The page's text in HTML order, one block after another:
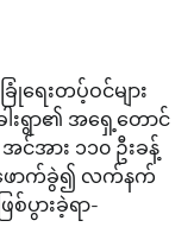
ရေးတပ့်ဝင်များ
ါးရွာ၏ အရှေ့တောင်
င်အား ၁၁၀ ဦးခန့်
ဖောက်ခွဲ၍ လက်နက်
ပွားခဲ့ရာ-